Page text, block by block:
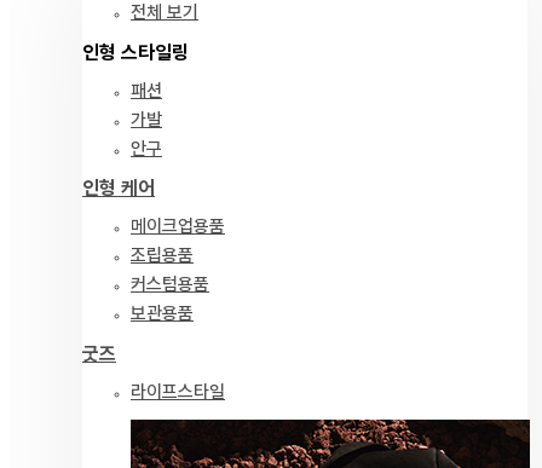
전체 보기
인형 스타일링
패션
가발
안구
인형 케어
메이크업용품
조립용품
커스텀용품
보관용품
굿즈
라이프스타일